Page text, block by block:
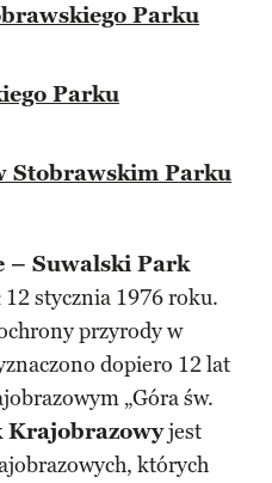
Parku
Parku
Stobrawskim Parku
– Suwalski Park
stycznia 1976 roku.
przyrody w
dopiero 12 lat
„Góra św.
Krajobrazowyjest
których